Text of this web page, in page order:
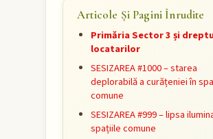
Articole Și Pagini Înrudite
Primăria Sector 3 și
locatarilor
SESIZAREA #1000 – starea
deplorabilă a curățeniei în
comune
SESIZAREA #999 – lipsa
spațiile comune